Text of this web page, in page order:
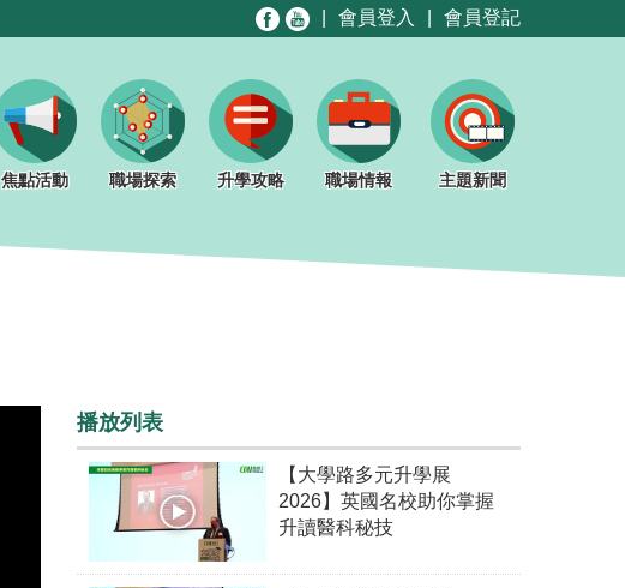
會員登入 會員登記
焦點活動 職場探索 升學攻略 職場情報 主題新聞
播放列表
【大學路多元升學展
2026】英國名校助你掌握
升讀醫科秘技